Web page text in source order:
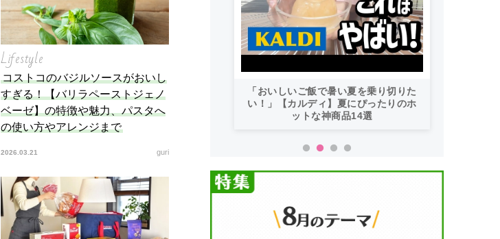
Lifestyle
コストコのバジルソースがおいし
すぎる！【バリラペーストジェノ
ベーゼ】の特徴や魅力、パスタへ
の使い方やアレンジまで
2026.03.21 guri
今日の星占い
「おいしいご飯で暑い夏を乗り切りた
い！」【カルディ】夏にぴったりのホ
ットな神商品14選